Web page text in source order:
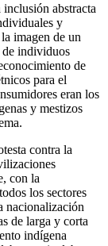
abstracta
y
imagen de un
de individuos
de
para el
eran los
y mestizos
contra la
con la
los sectores
nacionalización
de larga y corta
indígena